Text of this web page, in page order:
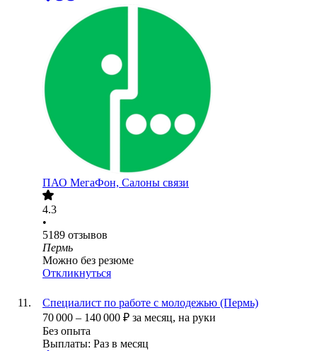
ПАО МегаФон, Салоны связи
4.3
•
5189 отзывов
Пермь
Можно без резюме
Откликнуться
Специалист по работе с молодежью (Пермь)
70 000 – 140 000 ₽ за месяц, на руки
Без опыта
Выплаты: Раз в месяц